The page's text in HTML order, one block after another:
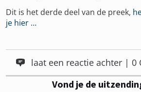
Dit is het derde deel van de preek,
je hier …
laat een reactie achter | 0
Vond je de